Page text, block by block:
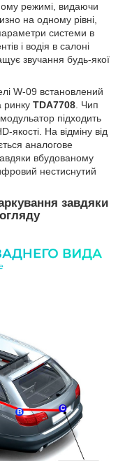
режимі, видаючи
на одному рівні,
системи в
і водія в салоні
звучання будь-якої
W-09 встановлений
ринку TDA7708. Чип
підходить
якості. На відміну від
аналогове
вбудованому
нестиснутий
завдяки